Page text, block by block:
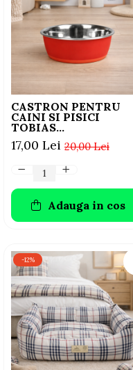
CASTRON PENTRU
CAINI SI PISICI
TOBIAS
INSCRIPTIONABIL CU
CRETA FLAMINGO
20,00 Lei
17,00 Lei
Adauga in cos
-12%